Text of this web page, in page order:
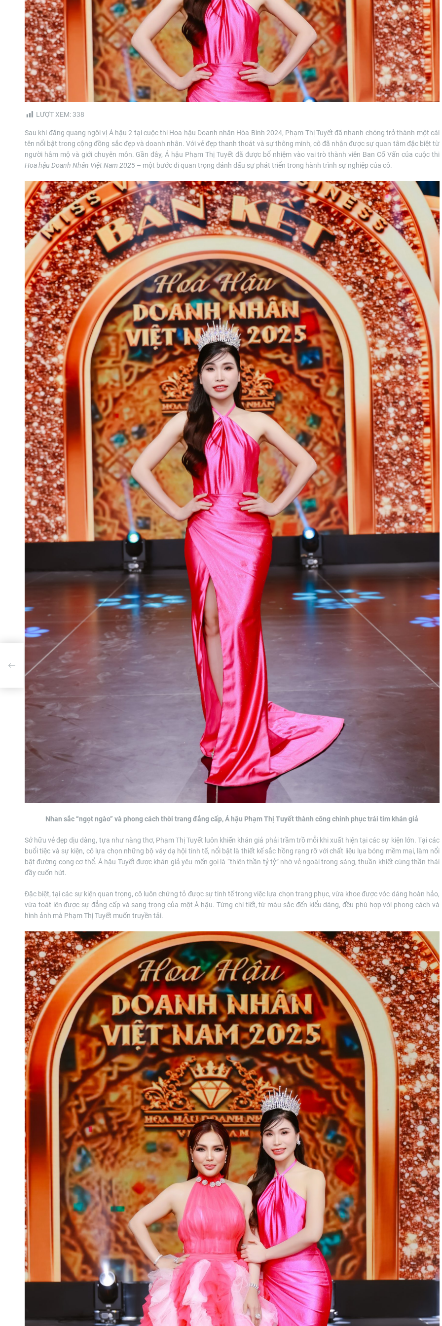
LƯỢT XEM: 338
Sau khi đăng quang ngôi vị Á hậu 2 tại cuộc thi Hoa hậu Doanh nhân Hòa Bình 2024, Phạm Thị Tuyết đã nhanh chóng trở thành một cái
tên nổi bật trong cộng đồng sắc đẹp và doanh nhân. Với vẻ đẹp thanh thoát và sự thông minh, cô đã nhận được sự quan tâm đặc biệt từ
người hâm mộ và giới chuyên môn. Gần đây, Á hậu Phạm Thị Tuyết đã được bổ nhiệm vào vai trò thành viên Ban Cố Vấn của cuộc thi
Hoa hậu Doanh Nhân Việt Nam 2025 – một bước đi quan trọng đánh dấu sự phát triển trong hành trình sự nghiệp của cô.
Nhan sắc “ngọt ngào” và phong cách thời trang đẳng cấp, Á hậu Phạm Thị Tuyết thành công chinh phục trái tim khán giả
Sở hữu vẻ đẹp dịu dàng, tựa như nàng thơ, Phạm Thị Tuyết luôn khiến khán giả phải trầm trồ mỗi khi xuất hiện tại các sự kiện lớn. Tại các
buổi tiệc và sự kiện, cô lựa chọn những bộ váy dạ hội tinh tế, nổi bật là thiết kế sắc hồng rạng rỡ với chất liệu lụa bóng mềm mại, làm nổi
bật đường cong cơ thể. Á hậu Tuyết được khán giả yêu mến gọi là “thiên thần tỷ tỷ” nhờ vẻ ngoài trong sáng, thuần khiết cùng thần thái
đầy cuốn hút.
Đặc biệt, tại các sự kiện quan trọng, cô luôn chứng tỏ được sự tinh tế trong việc lựa chọn trang phục, vừa khoe được vóc dáng hoàn hảo,
vừa toát lên được sự đẳng cấp và sang trọng của một Á hậu. Từng chi tiết, từ màu sắc đến kiểu dáng, đều phù hợp với phong cách và
hình ảnh mà Phạm Thị Tuyết muốn truyền tải.